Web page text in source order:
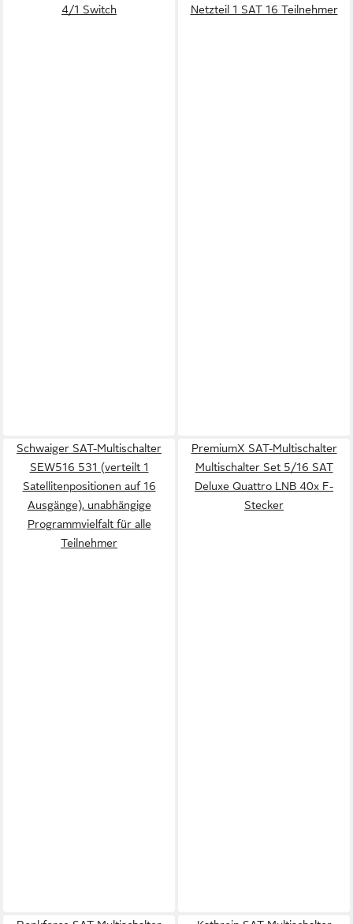
4/1 Switch
Netzteil 1 SAT 16 Teilnehmer
Schwaiger SAT-Multischalter
SEW516 531 (verteilt 1
Satellitenpositionen auf 16
Ausgänge), unabhängige
Programmvielfalt für alle
Teilnehmer
PremiumX SAT-Multischalter
Multischalter Set 5/16 SAT
Deluxe Quattro LNB 40x F-
Stecker